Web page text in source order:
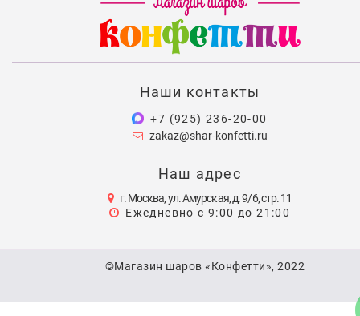
Наши контакты
+7 (925) 236-20-00
zakaz@shar-konfetti.ru
Наш адрес
г. Москва, ул. Амурская, д. 9/6, стр. 11
Ежедневно с 9:00 до 21:00
©Магазин шаров «Конфетти», 2022